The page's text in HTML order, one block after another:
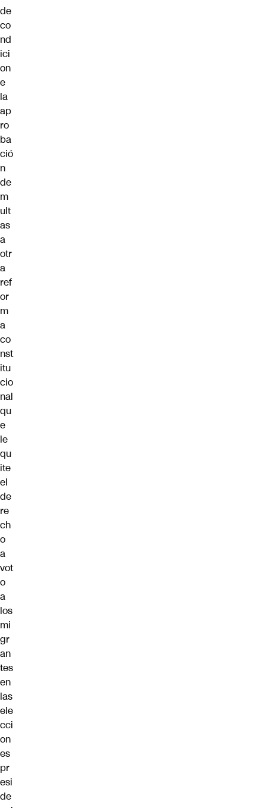
de
co
nd
ici
on
e
la
ap
ro
ba
ció
n
de
m
ult
as
a
otr
a
ref
or
m
a
co
nst
itu
cio
nal
qu
e
le
qu
ite
el
de
re
ch
o
a
vot
o
a
los
mi
gr
an
tes
en
las
ele
cci
on
es
pr
esi
de